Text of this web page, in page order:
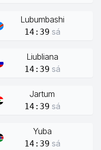
Lubumbashi
14:39 sá
Liubliana
14:39 sá
Jartum
14:39 sá
Yuba
14:39 sá